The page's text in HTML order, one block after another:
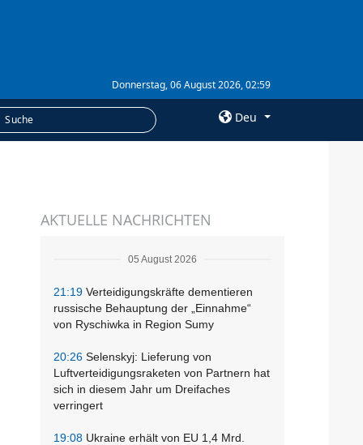
Donnerstag, 06 August 2026, 02:59
Deu
Abonnement
AKTUELLE NACHRICHTEN
05 August 2026
21:19 Verteidigungskräfte dementieren
russische Behauptung der „Einnahme“
von Ryschiwka in Region Sumy
20:26 Selenskyj: Lieferung von
Luftverteidigungsraketen von Partnern hat
sich in diesem Jahr um Dreifaches
verringert
19:08 Ukraine erhält von EU 1,4 Mrd.